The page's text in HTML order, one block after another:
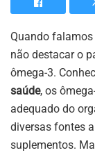
Quando falamos
não destacar o
ômega-3.
saúde, os
adequado do
diversas fontes
suplementos.